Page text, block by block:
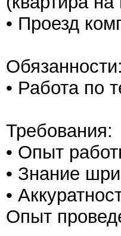
• Проезд
Обязанности:
• Работа по
Требования:
• Опыт
• Знание
•
Опыт